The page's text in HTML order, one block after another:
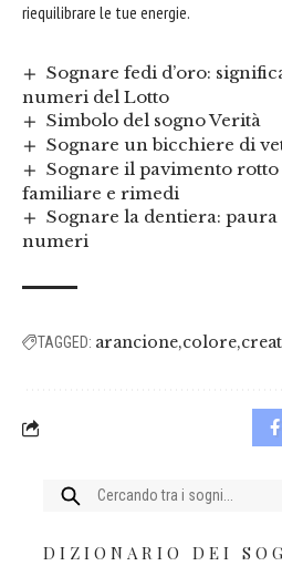
riequilibrare le tue energie.
Sognare fedi d’oro:
numeri del Lotto
Simbolo del sogno Verità
Sognare un bicchiere di
Sognare il pavimento rotto
familiare e rimedi
Sognare la dentiera:
numeri
TAGGED: arancione colore
Cercare:
DIZIONARIO DEI